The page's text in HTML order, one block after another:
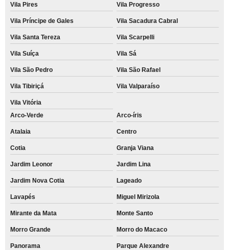
Vila Pires Vila Progresso
Vila Príncipe de Gales Vila Sacadura Cabral
Vila Santa Tereza Vila Scarpelli
Vila Suíça Vila Sá
Vila São Pedro Vila São Rafael
Vila Tibiriçá Vila Valparaíso
Vila Vitória
Arco-Verde
Arco-íris
Atalaia Centro
Cotia Granja Viana
Jardim Leonor Jardim Lina
Jardim Nova Cotia Lageado
Lavapés Miguel Mirizola
Mirante da Mata Monte Santo
Morro Grande Morro do Macaco
Panorama Parque Alexandre